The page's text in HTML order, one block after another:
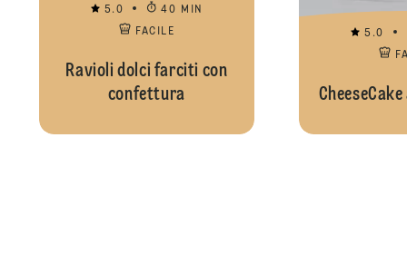
5.0
40 MIN
FACILE
Ravioli dolci farciti con
confettura
5.0